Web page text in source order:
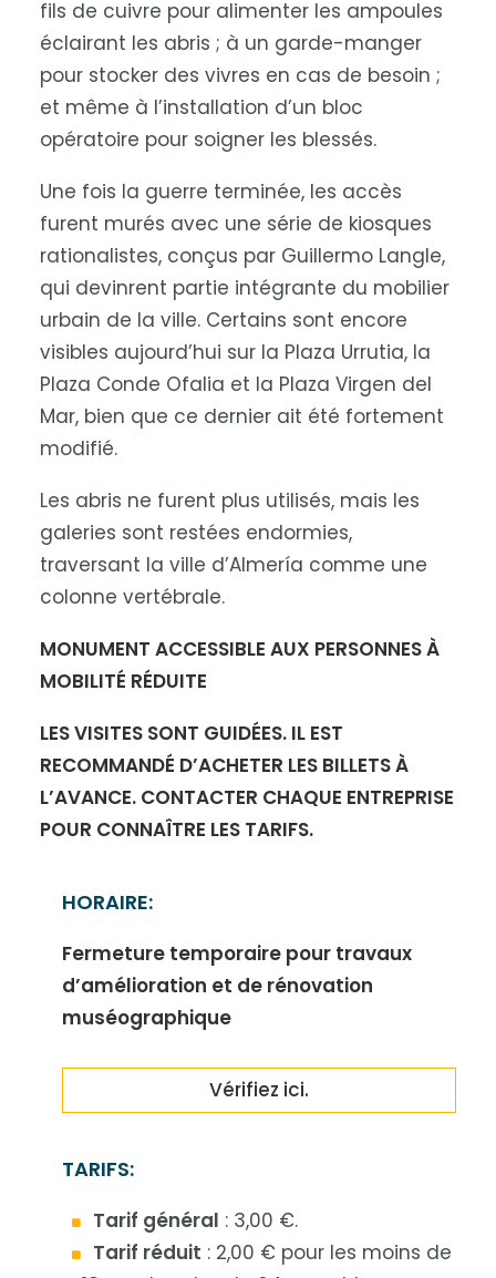
fils de cuivre pour alimenter les ampoules
éclairant les abris ; à un garde-manger
pour stocker des vivres en cas de besoin ;
et même à l’installation d’un bloc
opératoire pour soigner les blessés.
Une fois la guerre terminée, les accès
furent murés avec une série de kiosques
rationalistes, conçus par Guillermo Langle,
qui devinrent partie intégrante du mobilier
urbain de la ville. Certains sont encore
visibles aujourd’hui sur la Plaza Urrutia, la
Plaza Conde Ofalia et la Plaza Virgen del
Mar, bien que ce dernier ait été fortement
modifié.
Les abris ne furent plus utilisés, mais les
galeries sont restées endormies,
traversant la ville d’Almería comme une
colonne vertébrale.
MONUMENT ACCESSIBLE AUX PERSONNES À
MOBILITÉ RÉDUITE
LES VISITES SONT GUIDÉES. IL EST
RECOMMANDÉ D’ACHETER LES BILLETS À
L’AVANCE. CONTACTER CHAQUE ENTREPRISE
POUR CONNAÎTRE LES TARIFS.
HORAIRE:
Fermeture temporaire pour travaux
d’amélioration et de rénovation
muséographique
Vérifiez ici.
TARIFS:
Tarif général : 3,00 €.
Tarif réduit : 2,00 € pour les moins de